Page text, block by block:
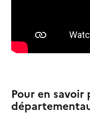
Pour en savoir